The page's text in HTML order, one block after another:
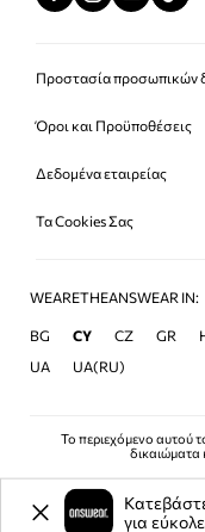
Προστασία προσωπικών
Όροι και Προϋποθέσεις
Δεδομένα εταιρείας
Τα Cookies Σας
WEARETHEANSWEAR IN:
BG CY CZ GR
UA
UA(RU)
Το περιεχόμενο αυτού
δικαιώματα
για